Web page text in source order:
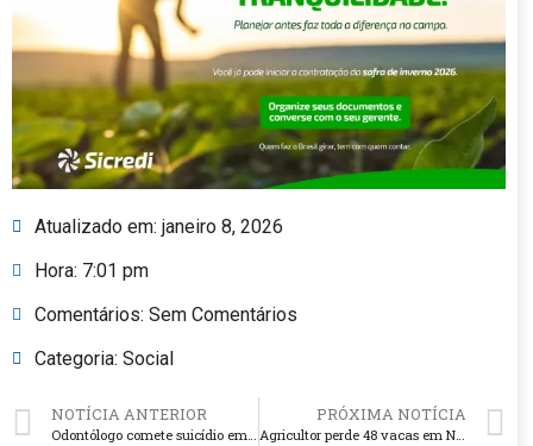
Atualizado em: janeiro 8, 2026
Hora: 7:01 pm
Comentários: Sem Comentários
Categoria: Social
NOTÍCIA ANTERIOR
Odontólogo comete suicídio em Ronda Alta
PRÓXIMA NOTÍCIA
Agricultor perde 48 vacas em Novo Xingu e vive prejuízo superior a R$ 600 mil